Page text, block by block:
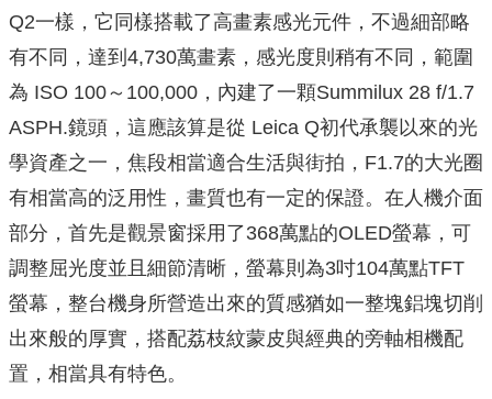
Q2一樣，它同樣搭載了高畫素感光元件，不過細部略
有不同，達到4,730萬畫素，感光度則稍有不同，範圍
為 ISO 100～100,000，內建了一顆Summilux 28 f/1.7
ASPH.鏡頭，這應該算是從 Leica Q初代承襲以來的光
學資產之一，焦段相當適合生活與街拍，F1.7的大光圈
有相當高的泛用性，畫質也有一定的保證。在人機介面
部分，首先是觀景窗採用了368萬點的OLED螢幕，可
調整屈光度並且細節清晰，螢幕則為3吋104萬點TFT
螢幕，整台機身所營造出來的質感猶如一整塊鋁塊切削
出來般的厚實，搭配荔枝紋蒙皮與經典的旁軸相機配
置，相當具有特色。